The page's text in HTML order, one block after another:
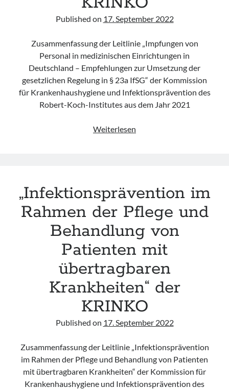
Published on 17. September 2022
Zusammenfassung der Leitlinie „Impfungen von
Personal in medizinischen Einrichtungen in
Deutschland – Empfehlungen zur Umsetzung der
gesetzlichen Regelung in § 23a IfSG“ der Kommission
für Krankenhaushygiene und Infektionsprävention des
Robert-Koch-Institutes aus dem Jahr 2021
Weiterlesen
Einrichtungen
in
Deutschland
–
Empfehlungen
zur
der
gesetzlichen
Regelung
in
§
IfSG“
der
KRINKO
„Infektionsprävention im
Rahmen der Pflege und
Behandlung von
Patienten mit
übertragbaren
Krankheiten“ der
KRINKO
Published on 17. September 2022
Zusammenfassung der Leitlinie „Infektionsprävention
im Rahmen der Pflege und Behandlung von Patienten
mit übertragbaren Krankheiten“ der Kommission für
Krankenhaushygiene und Infektionsprävention des